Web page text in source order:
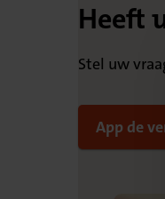
Heeft
Stel uw
App de